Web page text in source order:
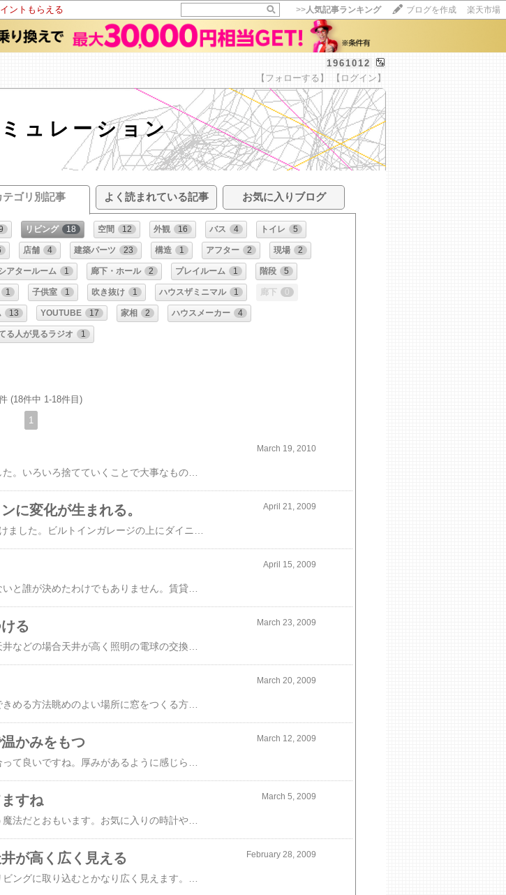
ントもらえる >>人気記事ランキング ブログを作成 楽天市場
1961012
【フォローする】 【ログイン】
ュレーション
テゴリ別記事 よく読まれている記事 お気に入りブログ
リビング 18 空間 12 外観 16 バス 4 トイレ 5
店舗 4 建築パーツ 23 構造 1 アフター 2 現場 2
アタールーム 1 廊下・ホール 2 プレイルーム 1 階段 5
1 子供室 1 吹き抜け 1 ハウスザミニマル 1 廊下 0
13 YOUTUBE 17 家相 2 ハウスメーカー 4
る人が見るラジオ 1
(18件中 1-18件目)
1
ガランドウという言葉は修行時代からのテーマでした。いろいろ捨てていくことで大事なものが浮き出される見た目のデザインがすっきりしているという意味以外に大事なものを残すためにほかのものを捨てていく作業のことを含みます。人間の生活でも同様のことが言えます。なにかを重要視する場合その時間をつくるためにはその他のことに対する時間をなくして集中力を高めなければもっとも大事なこと楽しい時間が奪われてしまいます。ですから生活をデザインするということは不要なものをそぎ落とすことで大事なものを浮きあがらせる作業でもあります。有限な時間を何に使うか、割り当てるかということが住み手のプランに現れるということなのではないかと考えています。
March 19, 2010
に変化が生まれる。 April 21, 2009
住宅の床材はフローリングや畳ではなければならないと誰が決めたわけでもありません。賃貸マンションはビニールの床にしなさいという法律もないのです。要するに固定したイメージ誰かがつくったうそに支配されている。実際石の床はとても肌触りが良いタイルの床もそうです。
April 15, 2009
る March 23, 2009
住宅の窓のとり方は日当たりできめる方法風通しできめる方法眺めのよい場所に窓をつくる方法があります。窓からどのような景色に見えるかを気にしながら設計するのは注文住宅では必須事項で、分譲プランや規格住宅のすでに出来上がったプランでは得られない効果を期待するものです。ですから、外の景色といかに溶け込むか？そういったことが間取りと窓の配置の上でよく話合わなければなりません。平面からわからない、窓の高さも重要なポイントです。
March 20, 2009
かみをもつ March 12, 2009
すね
お気に入りの家具を入れることは毎日の生活が潤う魔法だとおもいます。お気に入りの時計や服を身に着けるのと同じようにあるだけでうれしいデザインのよい家具には魂が宿ってますね
March 5, 2009
が高く広く見える February 28, 2009